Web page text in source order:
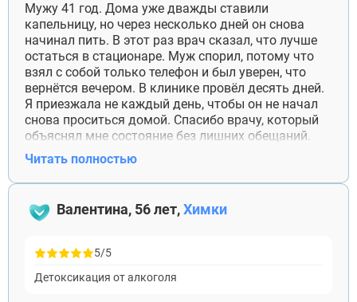
Мужу 41 год. Дома уже дважды ставили
капельницу, но через несколько дней он снова
начинал пить. В этот раз врач сказал, что лучше
остаться в стационаре. Муж спорил, потому что
взял с собой только телефон и был уверен, что
вернётся вечером. В клинике провёл десять дней.
Я приезжала не каждый день, чтобы он не начал
снова проситься домой. Спасибо врачу, который
объяснял мне состояние без лишних обещаний.
После выписки муж продолжил лечение
амбулаторно. Прошло почти два месяца, пока
запоев не было.
Читать полностью
Валентина, 56 лет,Химки
5/5
Детоксикация от алкоголя